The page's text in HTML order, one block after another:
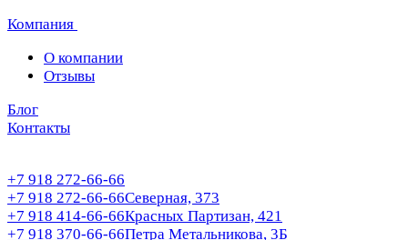
Компания
О компании
Отзывы
Блог
Контакты
+7 918 272-66-66
+7 918 272-66-66Северная, 373
+7 918 414-66-66Красных Партизан, 421
+7 918 370-66-66Петра Метальникова, 3Б